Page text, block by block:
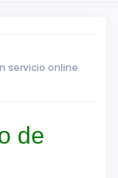
servicio online
de